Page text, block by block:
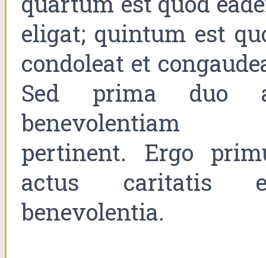
eligat; quintum est
condoleat et
Sed prima duo
benevolentiam
pertinent. Ergo
actus caritatis
benevolentia.